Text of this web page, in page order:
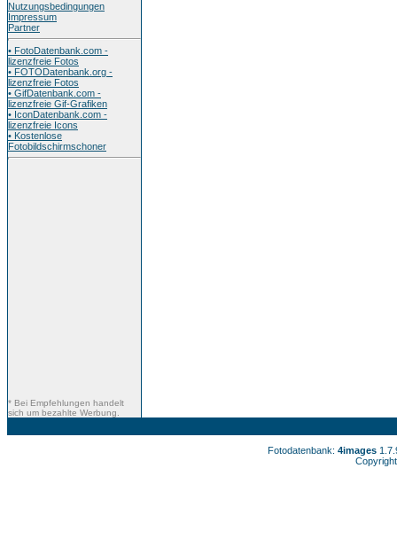
Nutzungsbedingungen
Impressum
Partner
• FotoDatenbank.com -
lizenzfreie Fotos
• FOTODatenbank.org -
lizenzfreie Fotos
• GifDatenbank.com -
lizenzfreie Gif-Grafiken
• IconDatenbank.com -
lizenzfreie Icons
• Kostenlose
Fotobildschirmschoner
* Bei Empfehlungen handelt
sich um bezahlte Werbung.
Fotodatenbank: 4images